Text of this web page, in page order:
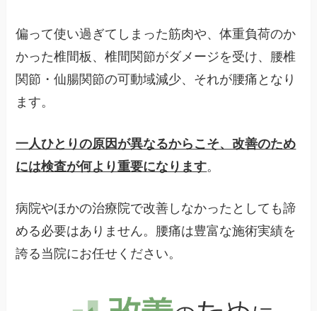
偏って使い過ぎてしまった筋肉や、体重負荷のか
かった椎間板、椎間関節がダメージを受け、腰椎
関節・仙腸関節の可動域減少、それが腰痛となり
ます。
一人ひとりの原因が異なるからこそ、改善のため
には検査が何より重要になります。
病院やほかの治療院で改善しなかったとしても諦
める必要はありません。腰痛は豊富な施術実績を
誇る当院にお任せください。